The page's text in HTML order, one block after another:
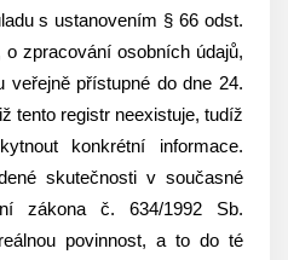
s ustanovením § 66 odst.
zpracování osobních údajů,
veřejně přístupné do dne 24.
tento registr neexistuje, tudíž
konkrétní informace.
skutečnosti v současné
zákona č. 634/1992 Sb.
povinnost, a to do té